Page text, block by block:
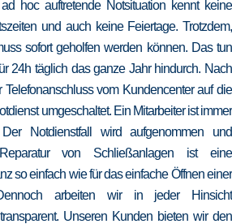
hoc auftretende Notsituation kennt keine
und auch keine Feiertage. Trotzdem,
sofort geholfen werden können. Das tun
24h täglich das ganze Jahr hindurch. Nach
Telefonanschluss vom Kundencenter auf die
umgeschaltet. Ein Mitarbeiter ist immer
Der Notdienstfall wird aufgenommen und
von Schließanlagen ist eine
so einfach wie für das einfache Öffnen einer
arbeiten wir in jeder Hinsicht
Unseren Kunden bieten wir den